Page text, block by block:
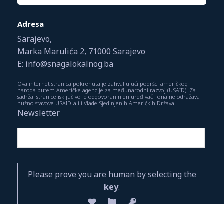
Adresa
Sarajevo,
Marka Marulića 2, 71000 Sarajevo
E: info@snagalokalnog.ba
Ova internet stranica pokrenuta je zahvaljujući podršci američkog
naroda putem Američke agencije za međunarodni razvoj (USAID). Za
sadržaj stranice isključivo je odgovoran njen uređivač i ona ne odražava
nužno stavove USAID-a ili Vlade Sjedinjenih Američkih Država.
Newsletter
Please prove you are human by selecting the
key.